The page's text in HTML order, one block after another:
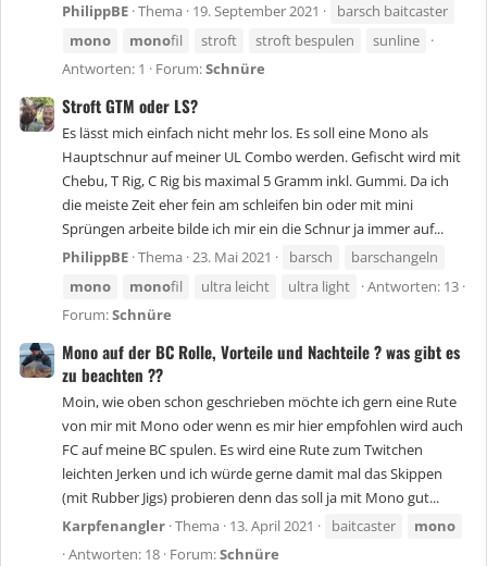
PhilippBE Thema 19. September 2021
barsch baitcaster
mono
monofil stroft stroft bespulen
sunline
Antworten: 1
Forum:Schnüre
Stroft GTM oder LS?
Es lässt mich einfach nicht mehr los. Es soll eine Mono als
Hauptschnur auf meiner UL Combo werden. Gefischt wird mit
Chebu, T Rig, C Rig bis maximal 5 Gramm inkl. Gummi. Da ich
die meiste Zeit eher fein am schleifen bin oder mit mini
Sprüngen arbeite bilde ich mir ein die Schnur ja immer auf...
PhilippBE Thema 23. Mai 2021 barsch
barschangeln
mono
monofil ultra leicht ultra light
Antworten: 13
Forum:Schnüre
Mono auf der BC Rolle, Vorteile und Nachteile ? was gibt es
zu beachten ??
Moin, wie oben schon geschrieben möchte ich gern eine Rute
von mir mit Mono oder wenn es mir hier empfohlen wird auch
FC auf meine BC spulen. Es wird eine Rute zum Twitchen
leichten Jerken und ich würde gerne damit mal das Skippen
(mit Rubber Jigs) probieren denn das soll ja mit Mono gut...
Karpfenangler Thema 13. April 2021 baitcaster
mono
Antworten: 18 Forum:Schnüre